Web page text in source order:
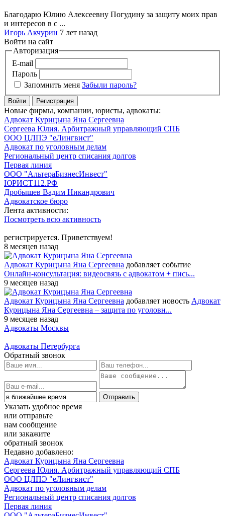
Благодарю Юлию Алексеевну Погудину за защиту моих прав
и интересов в с ...
Игорь Акчурин 7 лет назад
Войти на сайт
Авторизация
E-mail
Пароль
Запомнить меня Забыли пароль?
Войти Регистрация
Новые фирмы, компании, юристы, адвокаты:
Адвокат Курицына Яна Сергеевна
Сергеева Юлия. Арбитражный управляющий СПБ
ООО ЦЛПЭ "еЛингвист"
Адвокат по уголовным делам
Региональный центр списания долгов
Первая линия
ООО "АльтераБизнесИнвест"
ЮРИСТ112.РФ
Дробышев Вадим Никандрович
Адвокатское бюро
Лента активности:
Посмотреть всю активность
регистрируется. Приветствуем!
8 месяцев назад
Адвокат Курицына Яна Сергеевна добавляет событие
Онлайн-консультация: видеосвязь с адвокатом + пись...
9 месяцев назад
Адвокат Курицына Яна Сергеевна добавляет новость Адвокат
Курицына Яна Сергеевна – защита по уголовн...
9 месяцев назад
Адвокаты Москвы
Адвокаты Петербурга
Обратный звонок
Указать удобное время
или отправьте
нам сообщение
или закажите
обратный звонок
Недавно добавлено:
Адвокат Курицына Яна Сергеевна
Сергеева Юлия. Арбитражный управляющий СПБ
ООО ЦЛПЭ "еЛингвист"
Адвокат по уголовным делам
Региональный центр списания долгов
Первая линия